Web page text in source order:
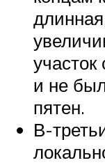
и не
пятен.
В-